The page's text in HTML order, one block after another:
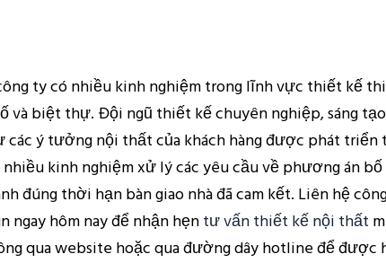
ty có nhiều kinh nghiệm trong lĩnh vực thiết kế
và biệt thự. Đội ngũ thiết kế chuyên nghiệp, sáng
các ý tưởng nội thất của khách hàng được phát
kinh nghiệm xử lý các yêu cầu về phương án
đúng thời hạn bàn giao nhà đã cam kết. Liên hệ
ngay hôm nay để nhận hẹntư vấn thiết kế nội thất
qua website hoặc qua đường dây hotline để được